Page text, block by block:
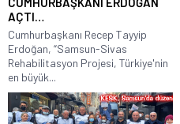
AÇTI…
Cumhurbaşkanı Recep Tayyip
Erdoğan, “Samsun-Sivas
Rehabilitasyon Projesi, Türkiye'nin
en büyük...